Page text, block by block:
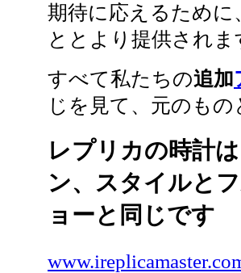
期待に応えるため
ととより提供されま
すべて私たちの追加
じを見て、元のも
レプリカの時計
ン、スタイルと
ョーと同じです